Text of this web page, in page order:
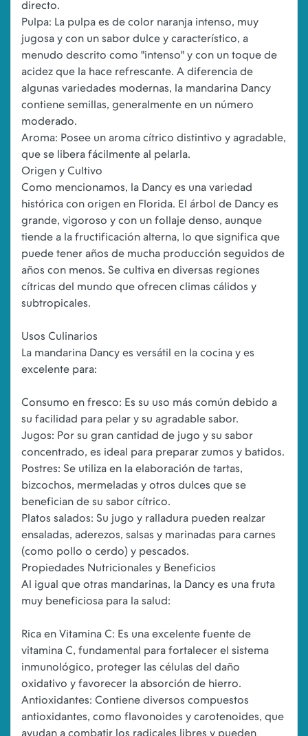
directo.
Pulpa: La pulpa es de color naranja intenso, muy
jugosa y con un sabor dulce y característico, a
menudo descrito como "intenso" y con un toque de
acidez que la hace refrescante. A diferencia de
algunas variedades modernas, la mandarina Dancy
contiene semillas, generalmente en un número
moderado.
Aroma: Posee un aroma cítrico distintivo y agradable,
que se libera fácilmente al pelarla.
Origen y Cultivo
Como mencionamos, la Dancy es una variedad
histórica con origen en Florida. El árbol de Dancy es
grande, vigoroso y con un follaje denso, aunque
tiende a la fructificación alterna, lo que significa que
puede tener años de mucha producción seguidos de
años con menos. Se cultiva en diversas regiones
cítricas del mundo que ofrecen climas cálidos y
subtropicales.
Usos Culinarios
La mandarina Dancy es versátil en la cocina y es
excelente para:
Consumo en fresco: Es su uso más común debido a
su facilidad para pelar y su agradable sabor.
Jugos: Por su gran cantidad de jugo y su sabor
concentrado, es ideal para preparar zumos y batidos.
Postres: Se utiliza en la elaboración de tartas,
bizcochos, mermeladas y otros dulces que se
benefician de su sabor cítrico.
Platos salados: Su jugo y ralladura pueden realzar
ensaladas, aderezos, salsas y marinadas para carnes
(como pollo o cerdo) y pescados.
Propiedades Nutricionales y Beneficios
Al igual que otras mandarinas, la Dancy es una fruta
muy beneficiosa para la salud:
Rica en Vitamina C: Es una excelente fuente de
vitamina C, fundamental para fortalecer el sistema
inmunológico, proteger las células del daño
oxidativo y favorecer la absorción de hierro.
Antioxidantes: Contiene diversos compuestos
antioxidantes, como flavonoides y carotenoides, que
ayudan a combatir los radicales libres y pueden